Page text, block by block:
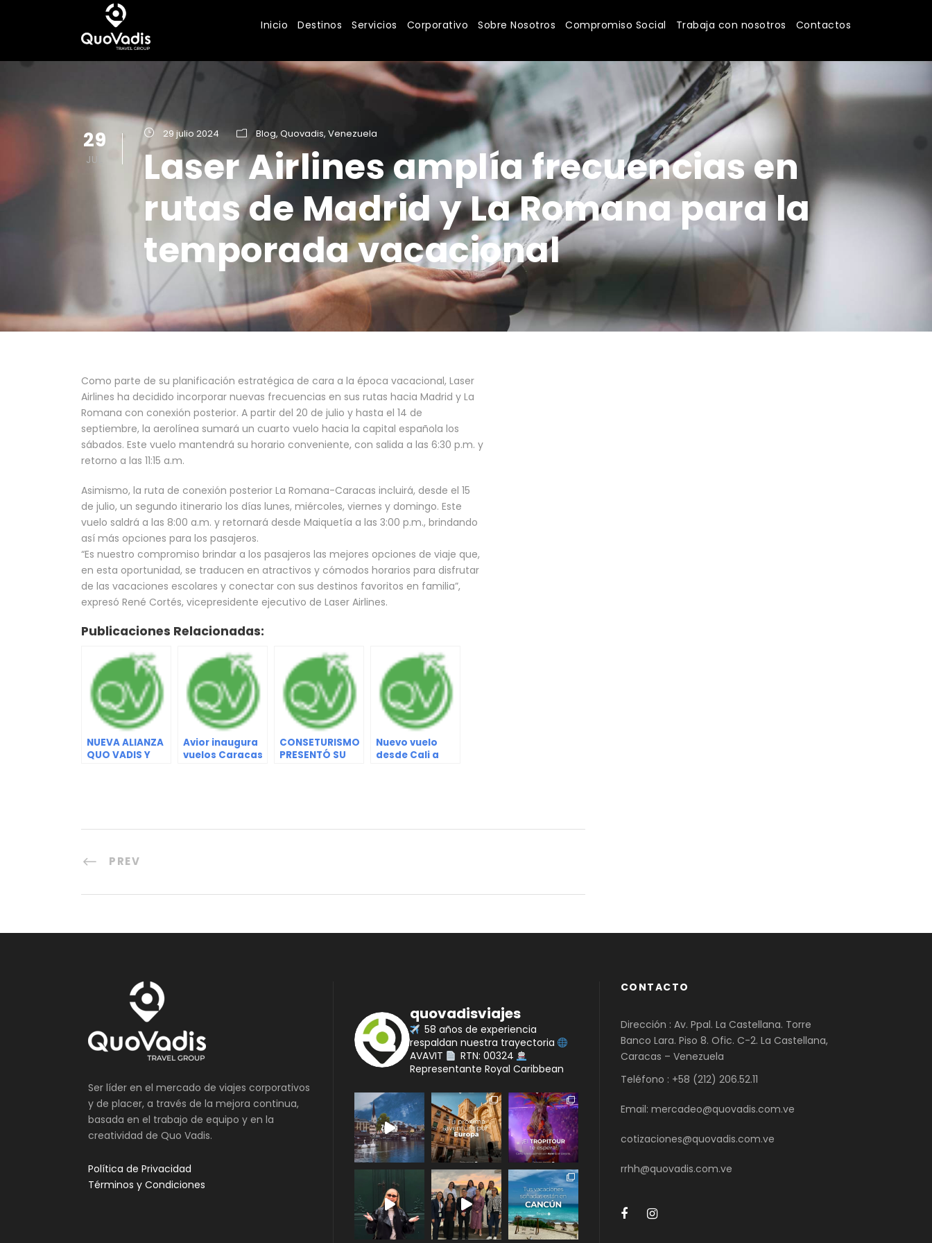
Inicio Destinos Servicios Corporativo Sobre Nosotros Compromiso Social Trabaja con nosotros Contactos
29
JUL
29 julio 2024 Blog, Quovadis, Venezuela
Laser Airlines amplía frecuencias en
rutas de Madrid y La Romana para la
temporada vacacional
Como parte de su planificación estratégica de cara a la época vacacional, Laser
Airlines ha decidido incorporar nuevas frecuencias en sus rutas hacia Madrid y La
Romana con conexión posterior. A partir del 20 de julio y hasta el 14 de
septiembre, la aerolínea sumará un cuarto vuelo hacia la capital española los
sábados. Este vuelo mantendrá su horario conveniente, con salida a las 6:30 p.m. y
retorno a las 11:15 a.m.
Asimismo, la ruta de conexión posterior La Romana-Caracas incluirá, desde el 15
de julio, un segundo itinerario los días lunes, miércoles, viernes y domingo. Este
vuelo saldrá a las 8:00 a.m. y retornará desde Maiquetía a las 3:00 p.m., brindando
así más opciones para los pasajeros.
“Es nuestro compromiso brindar a los pasajeros las mejores opciones de viaje que,
en esta oportunidad, se traducen en atractivos y cómodos horarios para disfrutar
de las vacaciones escolares y conectar con sus destinos favoritos en familia”,
expresó René Cortés, vicepresidente ejecutivo de Laser Airlines.
Publicaciones Relacionadas:
NUEVA ALIANZA
QUO VADIS Y
Avior inaugura
vuelos Caracas
CONSETURISMO
PRESENTÓ SU
Nuevo vuelo
desde Cali a
PREV
Ser líder en el mercado de viajes corporativos
y de placer, a través de la mejora continua,
basada en el trabajo de equipo y en la
creatividad de Quo Vadis.
Política de Privacidad
Términos y Condiciones
quovadisviajes
58 años de experiencia
respaldan nuestra trayectoria
AVAVIT
RTN: 00324
Representante Royal Caribbean
CONTACTO
Dirección : Av. Ppal. La Castellana. Torre
Banco Lara. Piso 8. Ofic. C-2. La Castellana,
Caracas – Venezuela
Teléfono : +58 (212) 206.52.11
Email: mercadeo@quovadis.com.ve
cotizaciones@quovadis.com.ve
rrhh@quovadis.com.ve